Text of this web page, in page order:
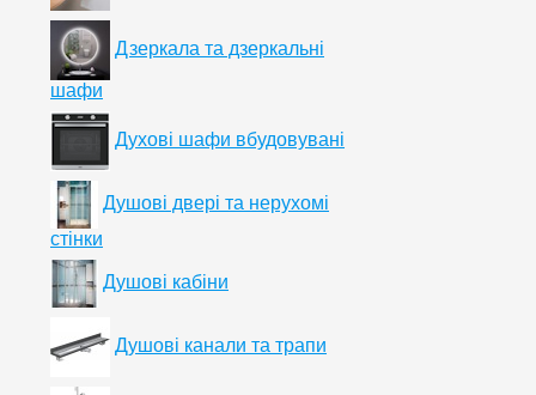
Дзеркала та дзеркальні
шафи
Духові шафи вбудовувані
Душові двері та нерухомі
стінки
Душові кабіни
Душові канали та трапи